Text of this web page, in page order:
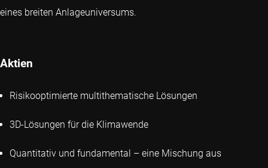
eines breiten Anlageuniversums.
Aktien
Risikooptimierte multithematische Lösungen
3D-Lösungen für die Klimawende
Quantitativ und fundamental – eine Mischung aus